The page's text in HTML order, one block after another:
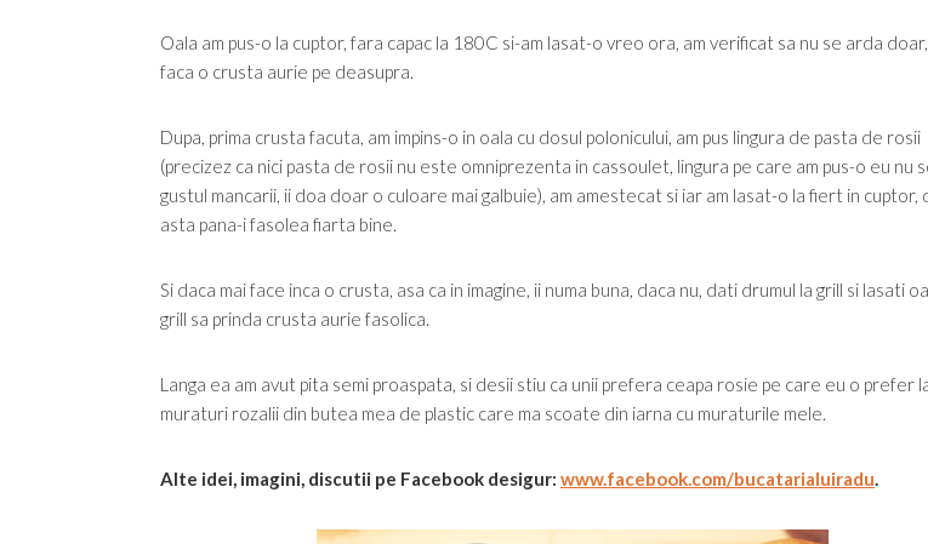
Oala am pus-o la cuptor, fara capac la 180C si-am lasat-o vreo ora, am verificat sa nu se arda
faca o crusta aurie pe deasupra.
Dupa, prima crusta facuta, am impins-o in oala cu dosul polonicului, am pus lingura de pasta de rosii
(precizez ca nici pasta de rosii nu este omniprezenta in cassoulet, lingura pe care am pus-o eu nu
gustul mancarii, ii doa doar o culoare mai galbuie), am amestecat si iar am lasat-o la fiert in cuptor,
asta pana-i fasolea fiarta bine.
Si daca mai face inca o crusta, asa ca in imagine, ii numa buna, daca nu, dati drumul la grill si lasati
grill sa prinda crusta aurie fasolica.
Langa ea am avut pita semi proaspata, si desii stiu ca unii prefera ceapa rosie pe care eu o prefer
muraturi rozalii din butea mea de plastic care ma scoate din iarna cu muraturile mele.
Alte idei, imagini, discutii pe Facebook desigur: www.facebook.com/bucatarialuiradu.